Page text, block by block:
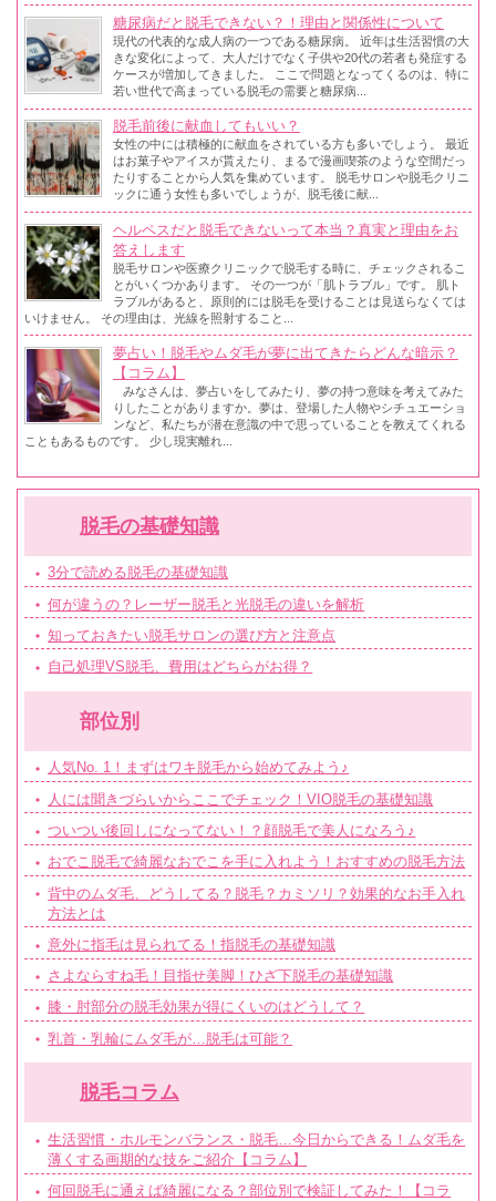
糖尿病だと脱毛できない？！理由と関係性について
現代の代表的な成人病の一つである糖尿病。 近年は生活習慣の大
きな変化によって、大人だけでなく子供や20代の若者も発症する
ケースが増加してきました。 ここで問題となってくるのは、特に
若い世代で高まっている脱毛の需要と糖尿病...
脱毛前後に献血してもいい？
女性の中には積極的に献血をされている方も多いでしょう。 最近
はお菓子やアイスが貰えたり、まるで漫画喫茶のような空間だっ
たりすることから人気を集めています。 脱毛サロンや脱毛クリニ
ックに通う女性も多いでしょうが、脱毛後に献...
ヘルペスだと脱毛できないって本当？真実と理由をお
答えします
脱毛サロンや医療クリニックで脱毛する時に、チェックされるこ
とがいくつかあります。 その一つが「肌トラブル」です。 肌ト
ラブルがあると、原則的には脱毛を受けることは見送らなくては
いけません。 その理由は、光線を照射すること...
夢占い！脱毛やムダ毛が夢に出てきたらどんな暗示？
【コラム】
みなさんは、夢占いをしてみたり、夢の持つ意味を考えてみた
りしたことがありますか。夢は、登場した人物やシチュエーショ
ンなど、私たちが潜在意識の中で思っていることを教えてくれる
こともあるものです。 少し現実離れ...
脱毛の基礎知識
3分で読める脱毛の基礎知識
何が違うの？レーザー脱毛と光脱毛の違いを解析
知っておきたい脱毛サロンの選び方と注意点
自己処理VS脱毛、費用はどちらがお得？
部位別
人気No. 1！まずはワキ脱毛から始めてみよう♪
人には聞きづらいからここでチェック！VIO脱毛の基礎知識
ついつい後回しになってない！？顔脱毛で美人になろう♪
おでこ脱毛で綺麗なおでこを手に入れよう！おすすめの脱毛方法
背中のムダ毛、どうしてる？脱毛？カミソリ？効果的なお手入れ
方法とは
意外に指毛は見られてる！指脱毛の基礎知識
さよならすね毛！目指せ美脚！ひざ下脱毛の基礎知識
膝・肘部分の脱毛効果が得にくいのはどうして？
乳首・乳輪にムダ毛が…脱毛は可能？
脱毛コラム
生活習慣・ホルモンバランス・脱毛…今日からできる！ムダ毛を
薄くする画期的な技をご紹介【コラム】
何回脱毛に通えば綺麗になる？部位別で検証してみた！【コラ